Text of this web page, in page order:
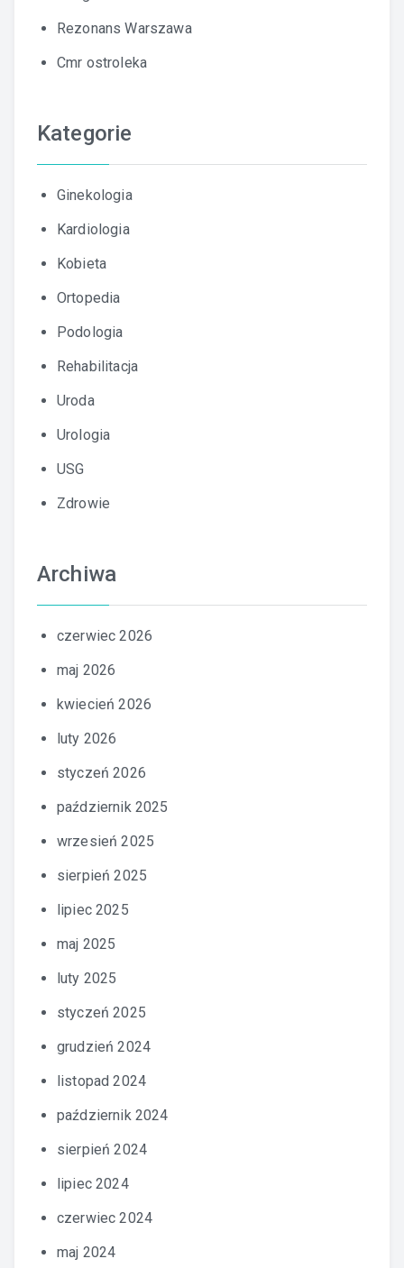
Rezonans Warszawa
Cmr ostroleka
Kategorie
Ginekologia
Kardiologia
Kobieta
Ortopedia
Podologia
Rehabilitacja
Uroda
Urologia
USG
Zdrowie
Archiwa
czerwiec 2026
maj 2026
kwiecień 2026
luty 2026
styczeń 2026
październik 2025
wrzesień 2025
sierpień 2025
lipiec 2025
maj 2025
luty 2025
styczeń 2025
grudzień 2024
listopad 2024
październik 2024
sierpień 2024
lipiec 2024
czerwiec 2024
maj 2024